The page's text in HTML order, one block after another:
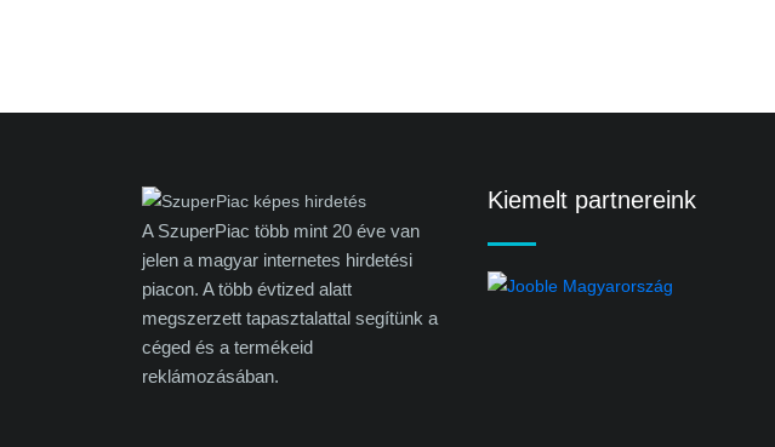
A SzuperPiac több mint 20 éve van
jelen a magyar internetes hirdetési
piacon. A több évtized alatt
megszerzett tapasztalattal segítünk a
céged és a termékeid
reklámozásában.
Kiemelt partnereink